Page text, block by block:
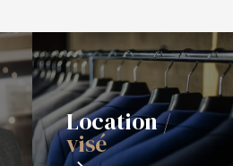
Location/
visé